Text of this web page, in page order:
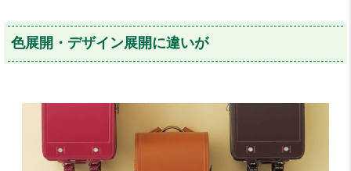
色展開・デザイン展開に違いが